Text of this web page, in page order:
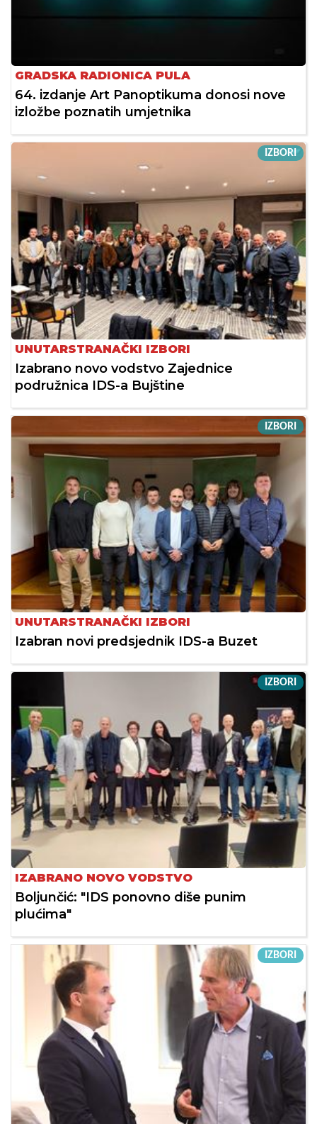
GRADSKA RADIONICA PULA
64. izdanje Art Panoptikuma donosi nove
izložbe poznatih umjetnika
IZBORI
UNUTARSTRANAČKI IZBORI
Izabrano novo vodstvo Zajednice
podružnica IDS-a Bujštine
IZBORI
UNUTARSTRANAČKI IZBORI
Izabran novi predsjednik IDS-a Buzet
IZBORI
IZABRANO NOVO VODSTVO
Boljunčić: "IDS ponovno diše punim
plućima"
IZBORI